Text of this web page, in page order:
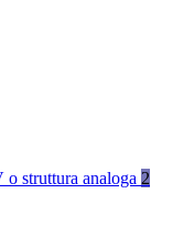
struttura analoga 2